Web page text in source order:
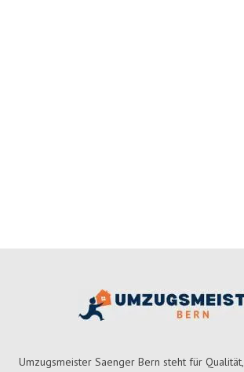
Umzugsmeister Saenger Bern steht für Qualität,